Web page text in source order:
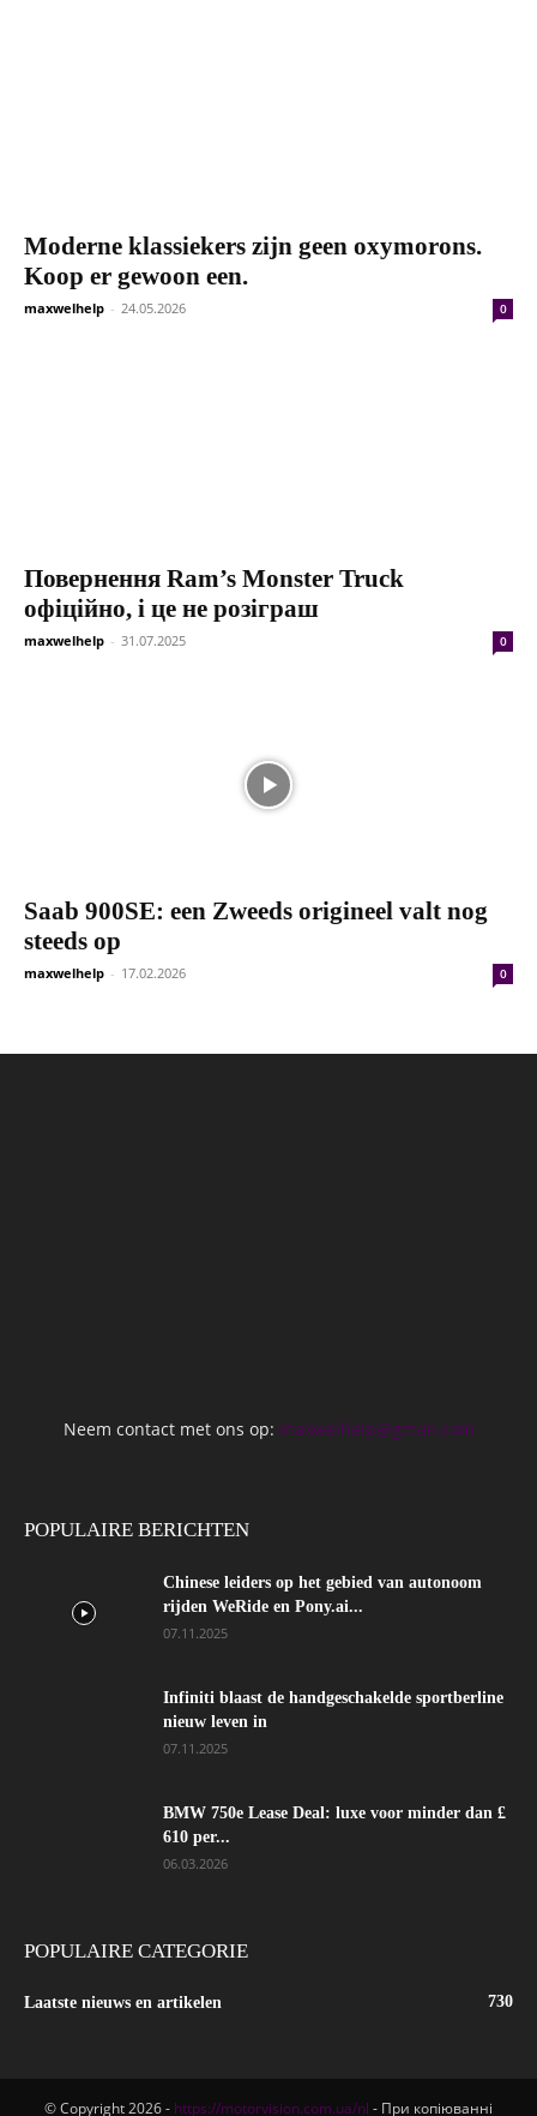
Moderne klassiekers zijn geen oxymorons.
Koop er gewoon een.
maxwelhelp - 24.05.2026 0
Повернення Ram’s Monster Truck
офіційно, і це не розіграш
maxwelhelp - 31.07.2025 0
Saab 900SE: een Zweeds origineel valt nog
steeds op
maxwelhelp - 17.02.2026 0
Neem contact met ons op: maxwelhelp@gmail.com
POPULAIRE BERICHTEN
Chinese leiders op het gebied van autonoom
rijden WeRide en Pony.ai...
07.11.2025
Infiniti blaast de handgeschakelde sportberline
nieuw leven in
07.11.2025
BMW 750e Lease Deal: luxe voor minder dan £
610 per...
06.03.2026
POPULAIRE CATEGORIE
Laatste nieuws en artikelen 730
© Copyright 2026 - https://motorvision.com.ua/nl - При копіюванні